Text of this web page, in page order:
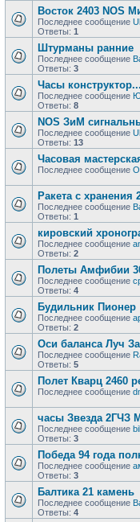
Восток 2403 NOS
Последнее сообщение
Ответы: 1
Штурманы ранние
Последнее сообщение
Ответы: 3
Часы конструктор...
Последнее сообщение
Ответы: 8
NOS ЗиМ
Последнее сообщение
Ответы: 13
Часовая
Последнее сообщение
Ракета с хранения
Последнее сообщение
Ответы: 1
кировский
Последнее сообщение
Ответы: 2
Полеты Амфибии
Последнее сообщение
Ответы: 4
Будильник Пионер
Последнее сообщение
Ответы: 2
Оси баланса Луч
Последнее сообщение
Ответы: 5
Полет Кварц 2460
Последнее сообщение
часы Звезда 2ГЧЗ
Последнее сообщение
Ответы: 3
Победа 94 года
Последнее сообщение
Ответы: 3
Балтика 21 камень
Последнее сообщение
Ответы: 4